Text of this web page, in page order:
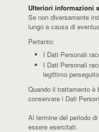
Ulteriori informazioni
Se non diversamente
lungo a causa di
Pertanto:
I Dati Personali
I Dati Personali
legittimo
Quando il trattamento è
conservare i Dati
Al termine del periodo
essere esercitati.